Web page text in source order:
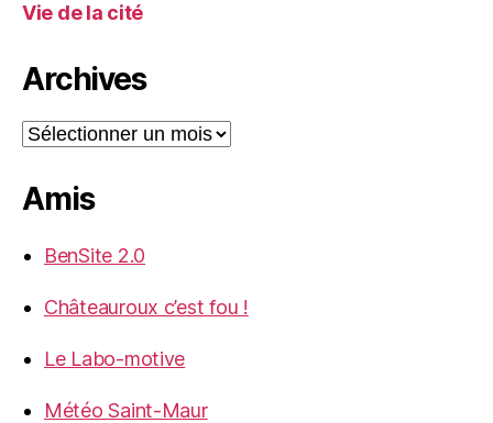
Vie de la cité
Archives
Archives
Amis
BenSite 2.0
Châteauroux c’est fou !
Le Labo-motive
Météo Saint-Maur